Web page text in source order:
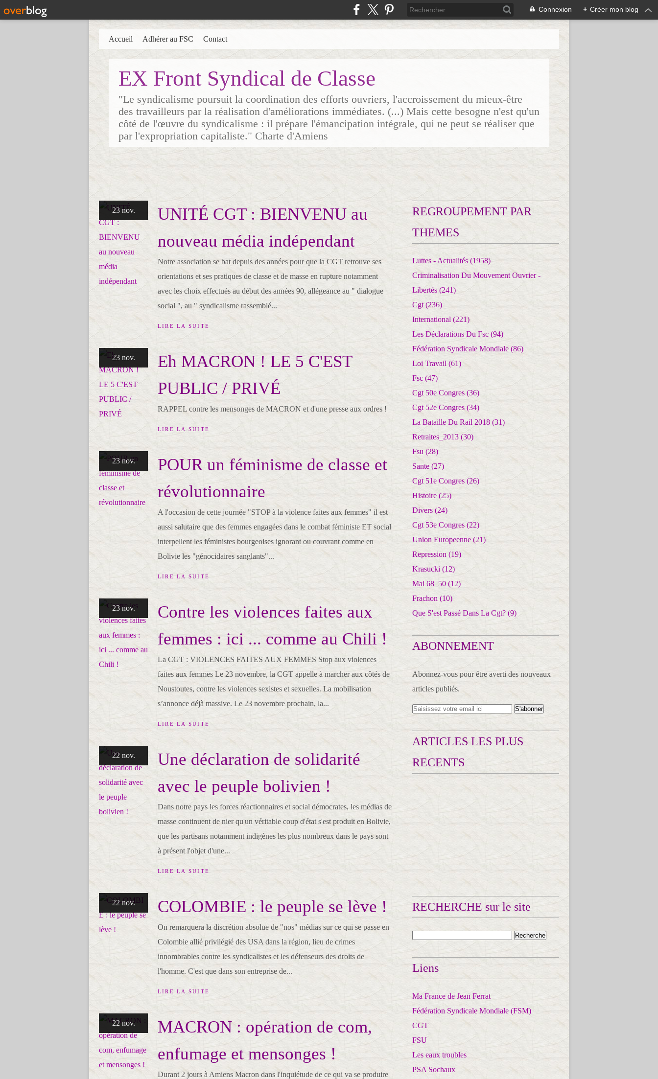
Connexion + Créer mon blog
EX Front Syndical de Classe
"Le syndicalisme poursuit la coordination des efforts ouvriers, l'accroissement du mieux-être
des travailleurs par la réalisation d'améliorations immédiates. (...) Mais cette besogne n'est qu'un
côté de l'œuvre du syndicalisme : il prépare l'émancipation intégrale, qui ne peut se réaliser que
par l'expropriation capitaliste." Charte d'Amiens
Accueil Adhérer au FSC Contact
23 nov.
UNITÉ CGT : BIENVENU au
nouveau média indépendant
Notre association se bat depuis des années pour que la CGT retrouve ses
orientations et ses pratiques de classe et de masse en rupture notamment
avec les choix effectués au début des années 90, allégeance au " dialogue
social ", au " syndicalisme rassemblé...
LIRE LA SUITE
23 nov.
Eh MACRON ! LE 5 C'EST
PUBLIC / PRIVÉ
RAPPEL contre les mensonges de MACRON et d'une presse aux ordres !
LIRE LA SUITE
23 nov.
POUR un féminisme de classe et
révolutionnaire
A l'occasion de cette journée "STOP à la violence faites aux femmes" il est
aussi salutaire que des femmes engagées dans le combat féministe ET social
interpellent les féministes bourgeoises ignorant ou couvrant comme en
Bolivie les "génocidaires sanglants"...
LIRE LA SUITE
23 nov.
Contre les violences faites aux
femmes : ici ... comme au Chili !
La CGT : VIOLENCES FAITES AUX FEMMES Stop aux violences
faites aux femmes Le 23 novembre, la CGT appelle à marcher aux côtés de
Noustoutes, contre les violences sexistes et sexuelles. La mobilisation
s’annonce déjà massive. Le 23 novembre prochain, la...
LIRE LA SUITE
22 nov.
Une déclaration de solidarité
avec le peuple bolivien !
Dans notre pays les forces réactionnaires et social démocrates, les médias de
masse continuent de nier qu'un véritable coup d'état s'est produit en Bolivie,
que les partisans notamment indigènes les plus nombreux dans le pays sont
à présent l'objet d'une...
LIRE LA SUITE
22 nov. COLOMBIE : le peuple se lève !
On remarquera la discrétion absolue de "nos" médias sur ce qui se passe en
Colombie allié privilégié des USA dans la région, lieu de crimes
innombrables contre les syndicalistes et les défenseurs des droits de
l'homme. C'est que dans son entreprise de...
LIRE LA SUITE
22 nov.
MACRON : opération de com,
enfumage et mensonges !
Durant 2 jours à Amiens Macron dans l'inquiétude de ce qui va se produire
REGROUPEMENT PAR
THEMES
Luttes - Actualités (1958)
Criminalisation Du Mouvement Ouvrier -
Libertés (241)
Cgt (236)
International (221)
Les Déclarations Du Fsc (94)
Fédération Syndicale Mondiale (86)
Loi Travail (61)
Fsc (47)
Cgt 50e Congres (36)
Cgt 52e Congres (34)
La Bataille Du Rail 2018 (31)
Retraites_2013 (30)
Fsu (28)
Sante (27)
Cgt 51e Congres (26)
Histoire (25)
Divers (24)
Cgt 53e Congres (22)
Union Europeenne (21)
Repression (19)
Krasucki (12)
Mai 68_50 (12)
Frachon (10)
Que S'est Passé Dans La Cgt? (9)
ABONNEMENT
Abonnez-vous pour être averti des nouveaux
articles publiés.
ARTICLES LES PLUS
RECENTS
RECHERCHE sur le site
Liens
Ma France de Jean Ferrat
Fédération Syndicale Mondiale (FSM)
CGT
FSU
Les eaux troubles
PSA Sochaux